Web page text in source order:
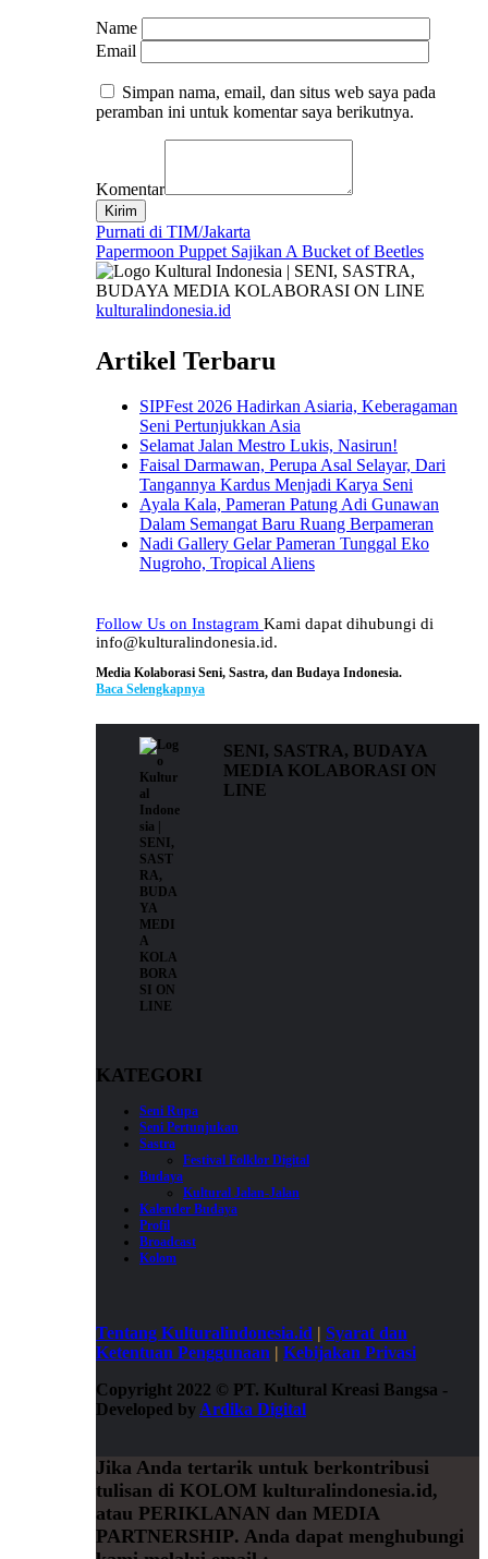
Name
Email
Simpan nama, email, dan situs web saya pada
peramban ini untuk komentar saya berikutnya.
Komentar
Kirim
Navigasi
pos
Purnati di TIM/Jakarta
Papermoon Puppet Sajikan A Bucket of Beetles
kulturalindonesia.id
Artikel Terbaru
SIPFest 2026 Hadirkan Asiaria, Keberagaman
Seni Pertunjukkan Asia
Selamat Jalan Mestro Lukis, Nasirun!
Faisal Darmawan, Perupa Asal Selayar, Dari
Tangannya Kardus Menjadi Karya Seni
Ayala Kala, Pameran Patung Adi Gunawan
Dalam Semangat Baru Ruang Berpameran
Nadi Gallery Gelar Pameran Tunggal Eko
Nugroho, Tropical Aliens
Follow Us on Instagram Kami dapat dihubungi di
info@kulturalindonesia.id.
Media Kolaborasi Seni, Sastra, dan Budaya Indonesia.
Baca Selengkapnya
SENI, SASTRA, BUDAYA
MEDIA KOLABORASI ON
LINE
KATEGORI
Seni Rupa
Seni Pertunjukan
Sastra
Festival Folklor Digital
Budaya
Kultural Jalan-Jalan
Kalender Budaya
Profil
Broadcast
Kolom
Tentang Kulturalindonesia.id | Syarat dan
Ketentuan Penggunaan | Kebijakan Privasi
Copyright 2022 © PT. Kultural Kreasi Bangsa -
Developed by Ardika Digital
Jika Anda tertarik untuk berkontribusi
tulisan di KOLOM kulturalindonesia.id,
atau PERIKLANAN dan MEDIA
PARTNERSHIP. Anda dapat menghubungi